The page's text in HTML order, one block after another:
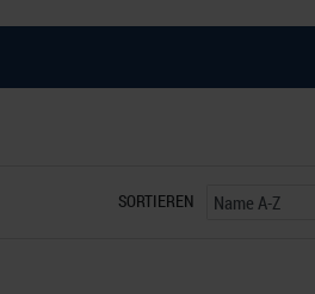
SORTIEREN